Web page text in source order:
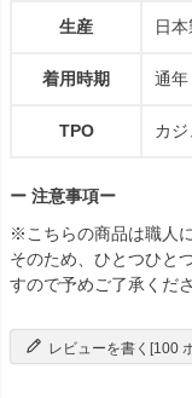
生産 日本
着用時期 通年
TPO カ
ー 注意事項ー
※こちらの商品は職人
そのため、ひとつひと
すので予めご了承くださ
レビューを書く[100